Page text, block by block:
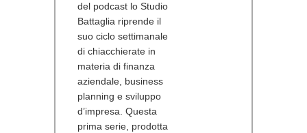
del podcast lo Studio
Battaglia riprende il
suo ciclo settimanale
di chiacchierate in
materia di finanza
aziendale, business
planning e sviluppo
d’impresa. Questa
prima serie, prodotta